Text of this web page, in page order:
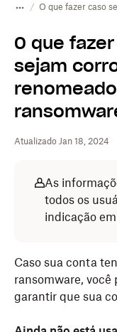
O que fazer caso
O que
sejam
Atualizado Jan 18, 2024
As
todos os
indicação
Caso sua conta
ransomware, você
garantir que sua